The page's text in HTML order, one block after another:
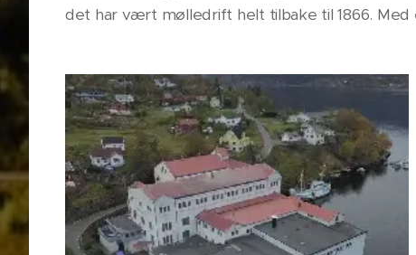
det har vært mølledrift helt tilbake til 1866.